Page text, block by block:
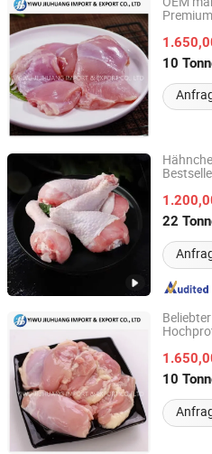
10
Yiwu Jiuhuang Import and
Zhejiang, China
22
Pintong International Trade
Shandong, China
10
Yiwu Jiuhuang Import and
Zhejiang, China